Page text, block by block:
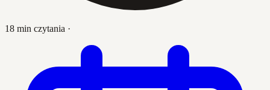
18 min czytania ·